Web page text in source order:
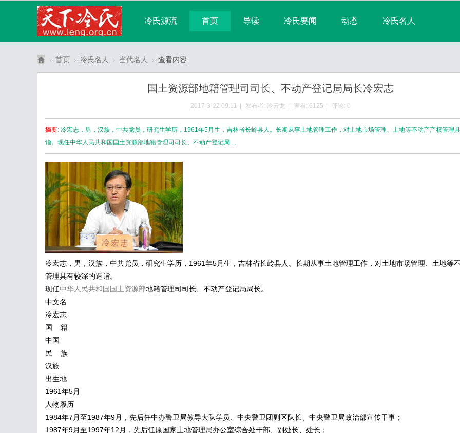
冷氏源流 首页 导读 冷氏要闻 动态 冷氏名人
分享 记录 排行榜
中
› 首页 › 冷氏名人 › 当代名人 › 查看内容
国土资源部地籍管理司司长、不动产登记局局长冷宏志
2017-3-22 09:11 发布者: 冷云龙 查看: 6125 评论: 0
摘要: 冷宏志，男，汉族，中共党员，研究生学历，1961年5月生，吉林省长岭县人。长期从事土地管理工作，对土地市场管理、土地等不动产产权管理
诣。现任中华人民共和国国土资源部地籍管理司司长、不动产登记局 ...
冷宏志，男，汉族，中共党员，研究生学历，1961年5月生，吉林省长岭县人。长期从事土地管理工作，对土地市场管理、土地等
管理具有较深的造诣。
现任中华人民共和国国土资源部地籍管理司司长、不动产登记局局长。
中文名
冷宏志
国 籍
中国
民 族
汉族
出生地
1961年5月
人物履历
1984年7月至1987年9月，先后任中办警卫局教导大队学员、中央警卫团副区队长、中央警卫局政治部宣传干事；
1987年9月至1997年12月，先后任原国家土地管理局办公室综合处干部、副处长、处长；